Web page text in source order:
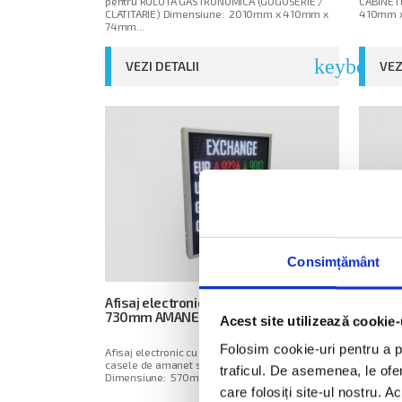
Consimțământ
Acest site utilizează
Folosim cookie-uri pentru a
traficul. De asemenea, le
care folosiți site-ul nostru.
CLATITARIE) Dimensiune: 2010mm x 410mm x
74mm...
VEZI DETALII
410mm
Afisaj electronic cu LED-uri 570mm x
730mm AMANET / EXCHANGE P5 RGB
Afisaj electronic cu LED-uri realizat pentru
casele de amanet si schimb valutar.
Dimensiune: 570mm x 730mm x 74mm...
x
Afisaj
pentru